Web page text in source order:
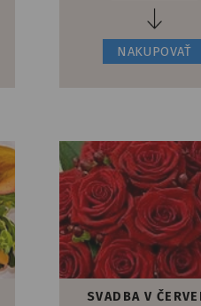
NAKUPOVAŤ
SVADBA V